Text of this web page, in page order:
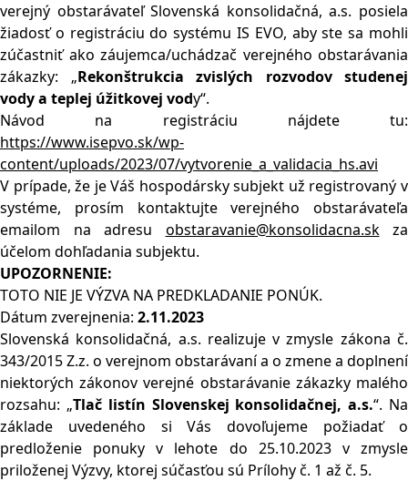
verejný obstarávateľ Slovenská konsolidačná, a.s. posiela
žiadosť o registráciu do systému IS EVO, aby ste sa mohli
zúčastniť ako záujemca/uchádzač verejného obstarávania
zákazky: „Rekonštrukcia zvislých rozvodov studenej
vody a teplej úžitkovej vody“.
Návod na registráciu nájdete tu:
https://www.isepvo.sk/wp-
content/uploads/2023/07/vytvorenie_a_validacia_hs.avi
V prípade, že je Váš hospodársky subjekt už registrovaný v
systéme, prosím kontaktujte verejného obstarávateľa
emailom na adresu obstaravanie@konsolidacna.skza
účelom dohľadania subjektu.
UPOZORNENIE:
TOTO NIE JE VÝZVA NA PREDKLADANIE PONÚK.
Dátum zverejnenia: 2.11.2023
Slovenská konsolidačná, a.s. realizuje v zmysle zákona č.
343/2015 Z.z. o verejnom obstarávaní a o zmene a doplnení
niektorých zákonov verejné obstarávanie zákazky malého
rozsahu: „Tlač listín Slovenskej konsolidačnej, a.s.“. Na
základe uvedeného si Vás dovoľujeme požiadať o
predloženie ponuky v lehote do 25.10.2023 v zmysle
priloženej Výzvy, ktorej súčasťou sú Prílohy č. 1 až č. 5.